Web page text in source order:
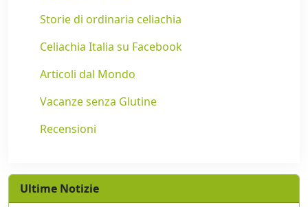
Storie di ordinaria celiachia
Celiachia Italia su Facebook
Articoli dal Mondo
Vacanze senza Glutine
Recensioni
Ultime Notizie